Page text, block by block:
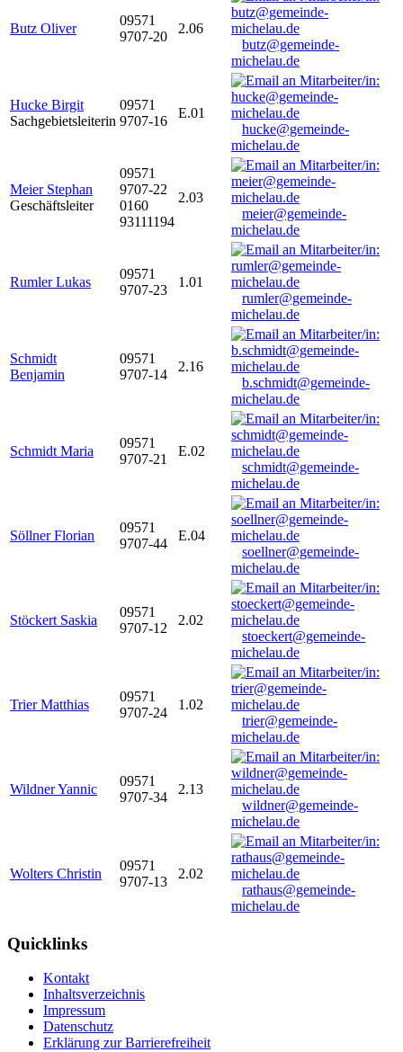
Butz Oliver
09571
9707-20
2.06
butz@gemeinde-
michelau.de
Hucke Birgit
Sachgebietsleiterin
09571
9707-16
E.01
hucke@gemeinde-
michelau.de
Meier Stephan
Geschäftsleiter
09571
9707-22
0160
93111194
2.03
meier@gemeinde-
michelau.de
Rumler Lukas
09571
9707-23
1.01
rumler@gemeinde-
michelau.de
Schmidt
Benjamin
09571
9707-14
2.16
b.schmidt@gemeinde-
michelau.de
Schmidt Maria
09571
9707-21
E.02
schmidt@gemeinde-
michelau.de
Söllner Florian
09571
9707-44
E.04
soellner@gemeinde-
michelau.de
Stöckert Saskia
09571
9707-12
2.02
stoeckert@gemeinde-
michelau.de
Trier Matthias
09571
9707-24
1.02
trier@gemeinde-
michelau.de
Wildner Yannic
09571
9707-34
2.13
wildner@gemeinde-
michelau.de
Wolters Christin
09571
9707-13
2.02
rathaus@gemeinde-
michelau.de
Quicklinks
Kontakt
Inhaltsverzeichnis
Impressum
Datenschutz
Erklärung zur Barrierefreiheit